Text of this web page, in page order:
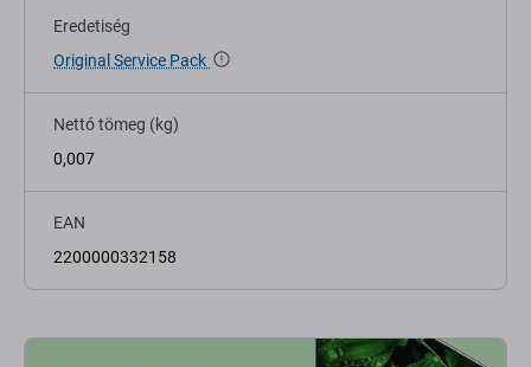
Eredetiség
Original Service Pack
Nettó tömeg (kg)
0,007
EAN
2200000332158